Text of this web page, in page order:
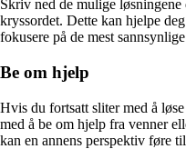
Skriv ned de mulige
kryssordet. Dette kan hjelpe
fokusere på de mest
Be om hjelp
Hvis du fortsatt sliter med å
med å be om hjelp fra venner
kan en annens perspektiv føre